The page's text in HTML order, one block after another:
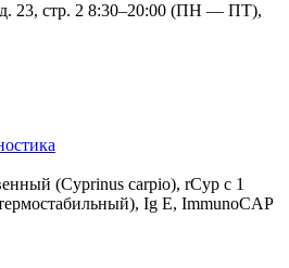
23, стр. 2 8:30–20:00 (ПН — ПТ),
(Cyprinus carpio), rCyp c 1
Ig E, ImmunoCAP